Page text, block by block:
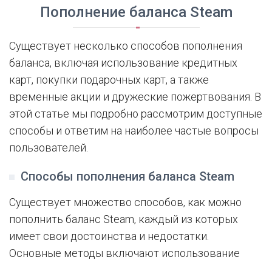
Пополнение баланса Steam
Существует несколько способов пополнения
баланса, включая использование кредитных
карт, покупки подарочных карт, а также
временные акции и дружеские пожертвования. В
этой статье мы подробно рассмотрим доступные
способы и ответим на наиболее частые вопросы
пользователей.
Способы пополнения баланса Steam
Существует множество способов, как можно
пополнить баланс Steam, каждый из которых
имеет свои достоинства и недостатки.
Основные методы включают использование